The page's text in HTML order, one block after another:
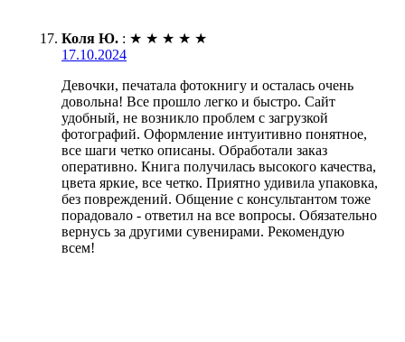
Коля Ю. : ★ ★ ★ ★ ★
17.10.2024
Девочки, печатала фотокнигу и осталась очень
довольна! Все прошло легко и быстро. Сайт
удобный, не возникло проблем с загрузкой
фотографий. Оформление интуитивно понятное,
все шаги четко описаны. Обработали заказ
оперативно. Книга получилась высокого качества,
цвета яркие, все четко. Приятно удивила упаковка,
без повреждений. Общение с консультантом тоже
порадовало - ответил на все вопросы. Обязательно
вернусь за другими сувенирами. Рекомендую
всем!